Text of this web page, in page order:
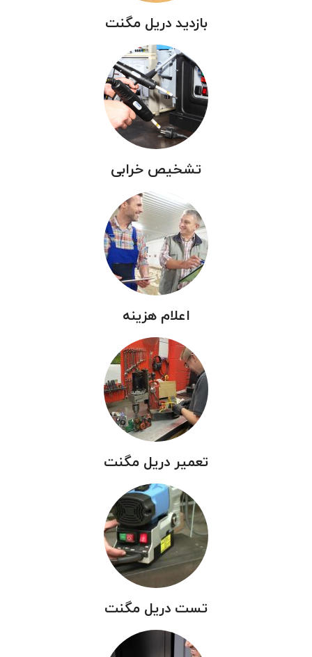
بازدید دریل مگنت
تشخیص خرابی
اعلام هزینه
تعمیر دریل مگنت
تست دریل مگنت